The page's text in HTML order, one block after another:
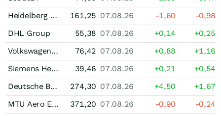
Heidelberg Materials
161,25 07.08.26 -1,60
-0,98
DHL Group
55,38 07.08.26 +0,14
+0,25
Volkswagen (VW) Vz
76,42 07.08.26 +0,88
+1,16
Siemens Healthineers
39,46 07.08.26 +0,21
+0,54
Deutsche Boerse
274,30 07.08.26 +4,50
+1,67
MTU Aero Engines
371,20 07.08.26 -0,90
-0,24